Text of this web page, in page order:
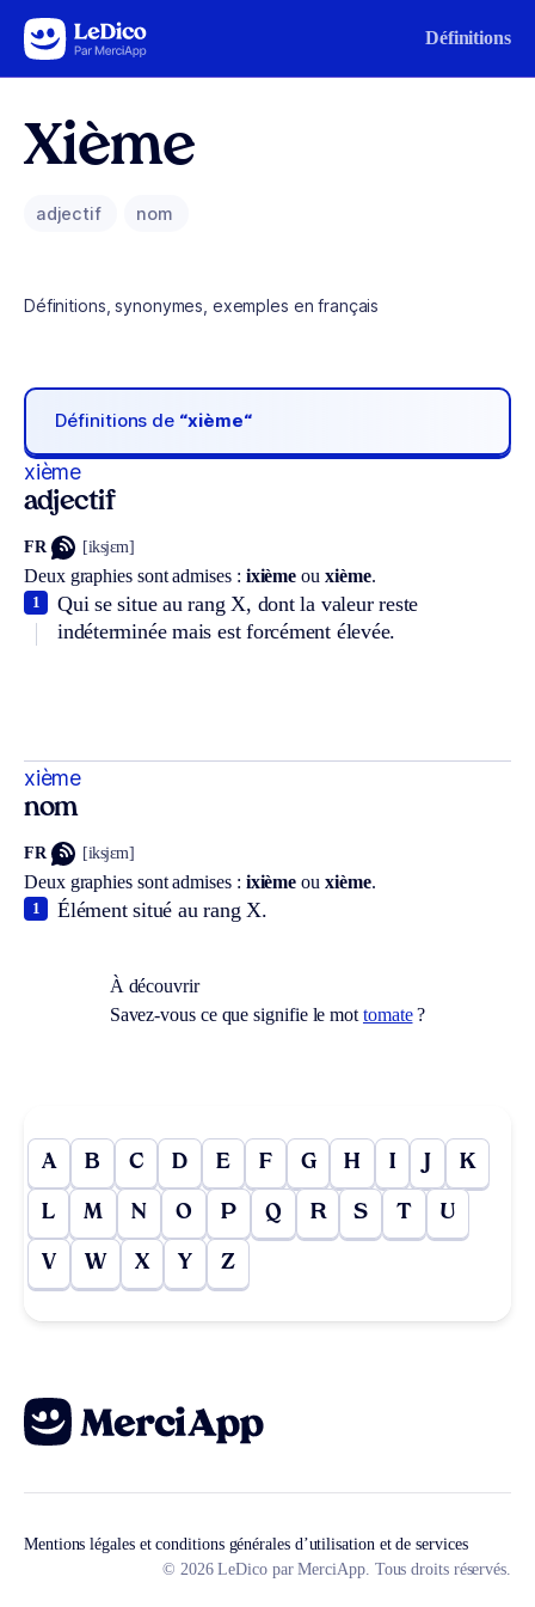
Aller au contenu Définitions
Xième
adjectif nom
Définitions, synonymes, exemples en français
Définitions de “xième“
xième
adjectif
FR [iksjɛm]
Deux graphies sont admises : ixième ou xième.
Qui se situe au rang X, dont la valeur reste
indéterminée mais est forcément élevée.
1
xième
nom
FR [iksjɛm]
Deux graphies sont admises : ixième ou xième.
Élément situé au rang X.
1
À découvrir
Savez-vous ce que signifie le mot tomate?
A B C D E F G H I J K
L M N O P Q R S T U
V W X Y Z
Mentions légales et conditions générales d’utilisation et de services
© 2026 LeDico par MerciApp. Tous droits réservés.